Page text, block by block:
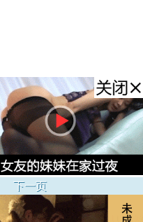
下一页